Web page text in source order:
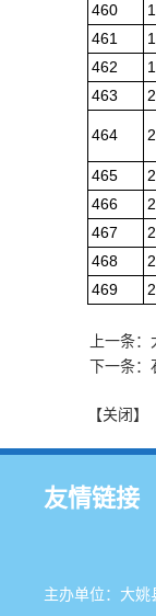
460
461
462
463
464
465
466
467
468
469
上一条
下一条：
【关闭】
友情链接
主办单位：大